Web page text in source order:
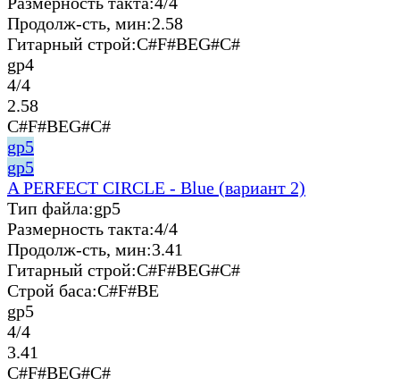
Продолж-сть, мин:2.58
Гитарный строй:C#F#BEG#C#
gp4
4/4
2.58
C#F#BEG#C#
gp5
gp5
A PERFECT CIRCLE - Blue (вариант 2)
Тип файла:gp5
Размерность такта:4/4
Продолж-сть, мин:3.41
Гитарный строй:C#F#BEG#C#
Строй баса:C#F#BE
gp5
4/4
3.41
C#F#BEG#C#